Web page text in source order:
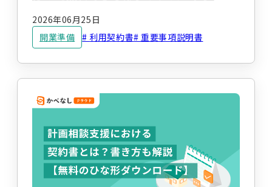
その他のサービス
レンタルスマホ レンタルタブレット
職員向け動画研修サー
テーマからコラムを探す
経営運営
開業準備 報酬改定
2026年06月25日
開業準備
利用契約書 重要事項説明書